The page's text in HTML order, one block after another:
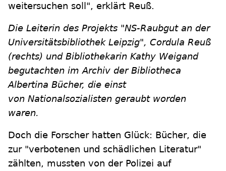
weitersuchen soll", erklärt Reuß.
Die Leiterin des Projekts "NS-Raubgut an der
Universitätsbibliothek Leipzig", Cordula Reuß
(rechts) und Bibliothekarin Kathy Weigand
begutachten im Archiv der Bibliotheca
Albertina Bücher, die einst
von Nationalsozialisten geraubt worden
waren.
Doch die Forscher hatten Glück: Bücher, die
zur "verbotenen und schädlichen Literatur"
zählten, mussten von der Polizei auf